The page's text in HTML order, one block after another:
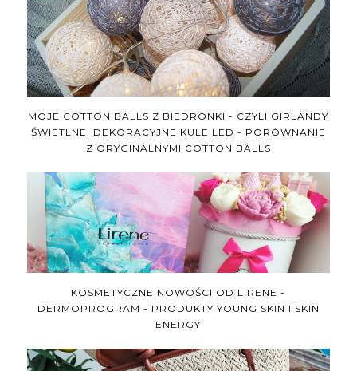
MOJE COTTON BALLS Z BIEDRONKI - CZYLI GIRLANDY
ŚWIETLNE, DEKORACYJNE KULE LED - PORÓWNANIE
Z ORYGINALNYMI COTTON BALLS
KOSMETYCZNE NOWOŚCI OD LIRENE -
DERMOPROGRAM - PRODUKTY YOUNG SKIN I SKIN
ENERGY